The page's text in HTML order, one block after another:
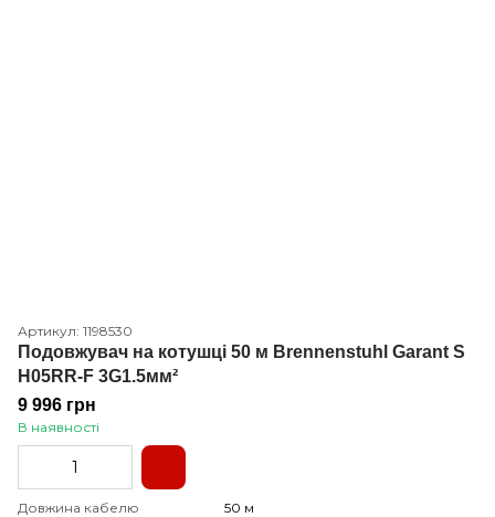
Артикул: 1198530
Подовжувач на котушці 50 м Brennenstuhl Garant S
H05RR-F 3G1.5мм²
9 996 грн
В наявності
Довжина кабелю
50 м